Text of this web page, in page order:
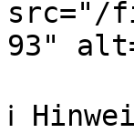
src="/
93"
ℹ️